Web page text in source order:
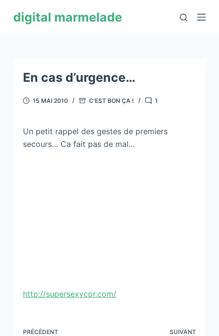
digital marmelade
En cas d’urgence…
15 MAI 2010 C'EST BON ÇA ! 1
Un petit rappel des gestes de premiers
secours… Ca fait pas de mal…
http://supersexycpr.com/
PRÉCÉDENT SUIVANT